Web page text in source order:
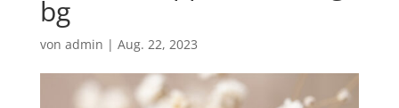
bg
von admin | Aug. 22, 2023